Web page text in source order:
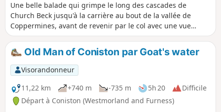
Une belle balade qui grimpe le long des cascades de
Church Beck jusqu'à la carrière au bout de la vallée de
Coppermines, avant de revenir par le col avec une vue
magnifique sur le village de Coniston et le lac. Tu peux
terminer ta balade par une pinte bien méritée dans l'un des
pubs accueillants du village. Une superbe balade pour
commencer tes vacances.
Old Man of Coniston par Goat's water
Visorandonneur
11,22 km
+740 m -735 m 5h 20
Difficile
Départ à Coniston (Westmorland and Furness)